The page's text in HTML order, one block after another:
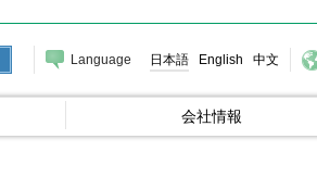
Language 日本語 English 中文
会社情報